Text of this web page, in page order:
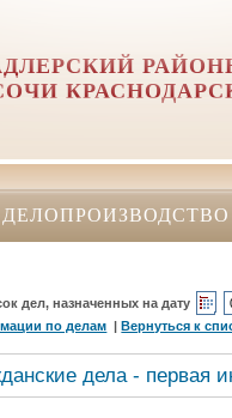
дел, назначенных на дату
по делам |Вернуться к
дела - первая